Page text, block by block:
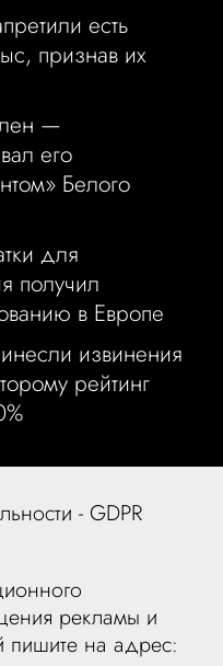
есть
признав их
—
его
Белого
для
получил
в Европе
извинения
рейтинг
- GDPR
рекламы и
пишите на адрес: